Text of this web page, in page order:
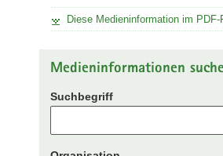
Diese Medieninformation im PDF-
Medieninformationen
Suchbegriff